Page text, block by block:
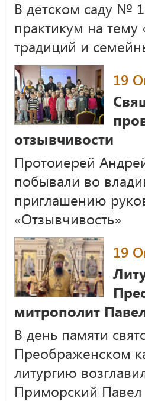
В детском саду №
практикум на тему
традиций и
19
отзывчивости
Протоиерей
побывали во
приглашению
«Отзывчивость»
19
митрополит
В день памяти
Преображенском
литургию
Приморский Павел